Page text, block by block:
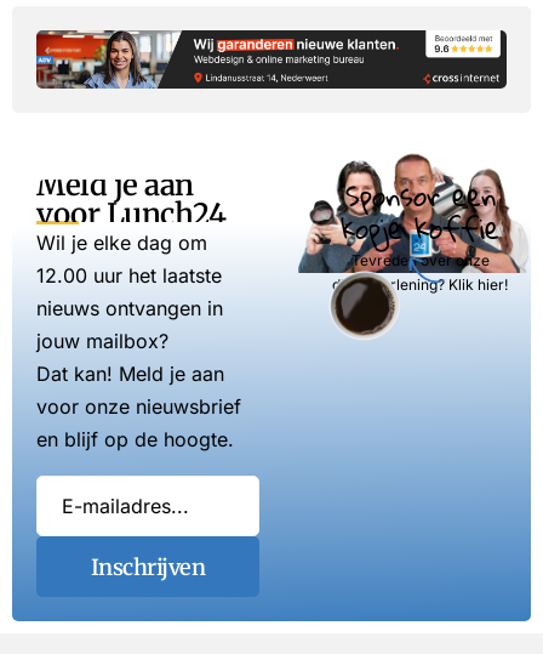
Meld je aan
voor Lunch24
Wil je elke dag om
12.00 uur het laatste
nieuws ontvangen in
jouw mailbox?
Dat kan! Meld je aan
voor onze nieuwsbrief
en blijf op de hoogte.
Inschrijven
Sponsor een
kopje koffie
Tevreden over onze
dienstverlening? Klik hier!